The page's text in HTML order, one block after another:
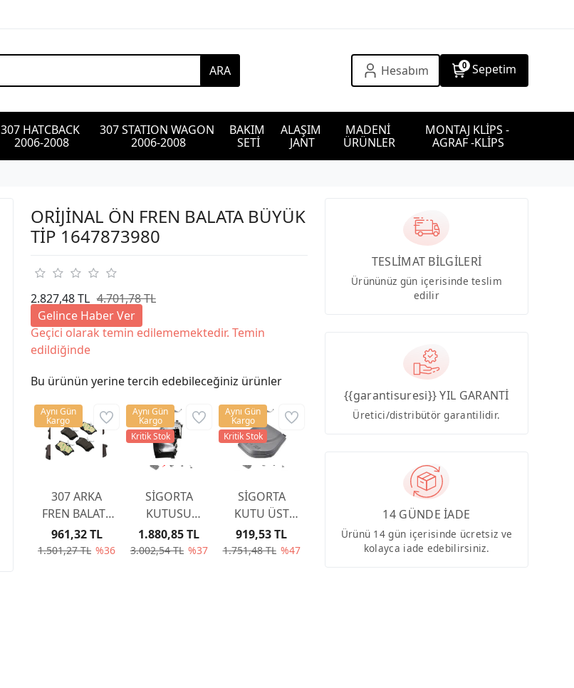
ARA Hesabım 0 Sepetim
307 HATCBACK
2006-2008
307 STATION WAGON
2006-2008
BAKIM
SETİ
ALAŞIM
JANT
MADENİ
ÜRÜNLER
MONTAJ KLİPS -
AGRAF -KLİPS
ORİJİNAL ÖN FREN BALATA BÜYÜK
TİP 1647873980
2.827,48 TL 4.701,78 TL
Gelince Haber Ver
Geçici olarak temin edilememektedir. Temin
edildiğinde
Bu ürünün yerine tercih edebileceğiniz ürünler
307 ARKA
FREN BALATA
307 YAYLI TİP
2001-2007
1.501,27 TL %36
961,32 TL
Aynı Gün
Kargo
SİGORTA
KUTUSU
KAPAĞI
6500CC
3.002,54 TL %37
1.880,85 TL
Aynı Gün
Kargo
Kritik Stok
SİGORTA
KUTU ÜST
KAPAĞI
6500CA
1.751,48 TL %47
919,53 TL
Aynı Gün
Kargo
Kritik Stok
TESLİMAT BİLGİLERİ
Ürününüz gün içerisinde teslim
edilir
{{garantisuresi}} YIL GARANTİ
Üretici/distribütör garantilidir.
14 GÜNDE İADE
Ürünü 14 gün içerisinde ücretsiz ve
kolayca iade edebilirsiniz.